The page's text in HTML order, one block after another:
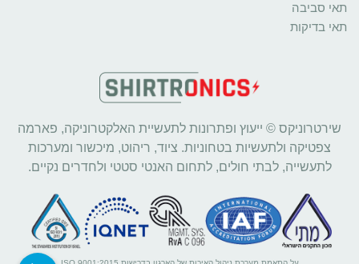
תאי סביבה
תאי בדיקות
שירטרוניקס © ייעוץ ופתרונות לתעשיית האלקטרוניקה, פארמה
צפטיקה ולתעשיות בטחוניות. ציוד, ריהוט, מיכשור ומערכות
לתעשייה, לבתי חולים, לתחום האנטי סטטי ולחדרים נקיים.